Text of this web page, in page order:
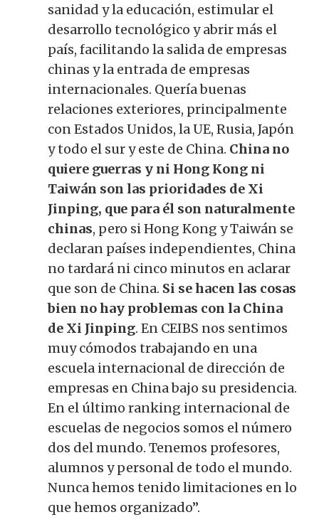
sanidad y la educación, estimular el
desarrollo tecnológico y abrir más el
país, facilitando la salida de empresas
chinas y la entrada de empresas
internacionales. Quería buenas
relaciones exteriores, principalmente
con Estados Unidos, la UE, Rusia, Japón
y todo el sur y este de China. China no
quiere guerras y ni Hong Kong ni
Taiwán son las prioridades de Xi
Jinping, que para él son naturalmente
chinas, pero si Hong Kong y Taiwán se
declaran países independientes, China
no tardará ni cinco minutos en aclarar
que son de China. Si se hacen las cosas
bien no hay problemas con la China
de Xi Jinping. En CEIBS nos sentimos
muy cómodos trabajando en una
escuela internacional de dirección de
empresas en China bajo su presidencia.
En el último ranking internacional de
escuelas de negocios somos el número
dos del mundo. Tenemos profesores,
alumnos y personal de todo el mundo.
Nunca hemos tenido limitaciones en lo
que hemos organizado”.